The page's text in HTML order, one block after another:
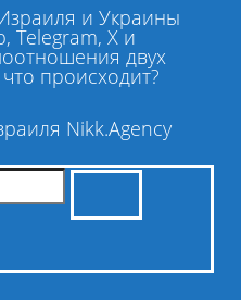
и Украины
Telegram, X и
двух
происходит?
Nikk.Agency